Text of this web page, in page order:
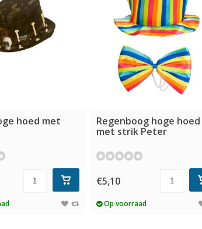
hoed met
Regenboog hoge hoed
met strik Peter
€5,10
Op voorraad